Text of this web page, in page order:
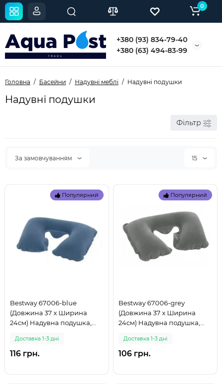
+380 (93) 834-79-40
+380 (63) 494-83-99
0
Головна Басейни Надувні меблі Надувні подушки
Надувні подушки
Фільтр
За замовчуванням 15
Популярний
Bestway 67006-blue
(Довжина 37 x Ширина
24см) Надувна подушка,
(999)
Доставка 1-3 дні
116 грн.
Популярний
Bestway 67006-grey
(Довжина 37 x Ширина
24см) Надувна подушка,
(999)
Доставка 1-3 дні
106 грн.